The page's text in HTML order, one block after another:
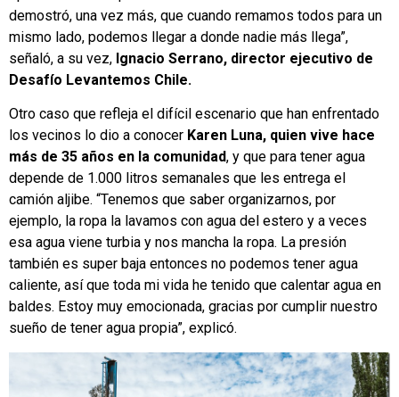
demostró, una vez más, que cuando remamos todos para un
mismo lado, podemos llegar a donde nadie más llega”,
señaló, a su vez, Ignacio Serrano, director ejecutivo de
Desafío Levantemos Chile.
Otro caso que refleja el difícil escenario que han enfrentado
los vecinos lo dio a conocer Karen Luna, quien vive hace
más de 35 años en la comunidad, y que para tener agua
depende de 1.000 litros semanales que les entrega el
camión aljibe. “Tenemos que saber organizarnos, por
ejemplo, la ropa la lavamos con agua del estero y a veces
esa agua viene turbia y nos mancha la ropa. La presión
también es super baja entonces no podemos tener agua
caliente, así que toda mi vida he tenido que calentar agua en
baldes. Estoy muy emocionada, gracias por cumplir nuestro
sueño de tener agua propia”, explicó.